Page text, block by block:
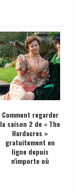
Comment regarder
la saison 2 de « The
Hardacres »
gratuitement en
ligne depuis
n'importe où